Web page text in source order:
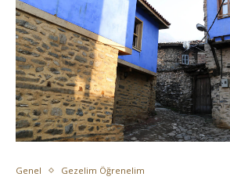
Genel Gezelim Öğrenelim